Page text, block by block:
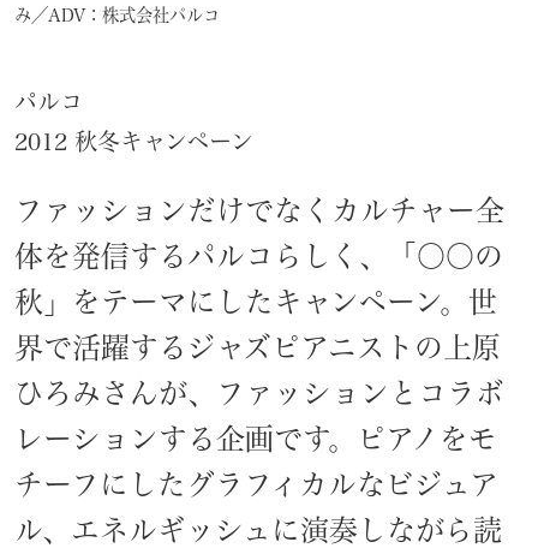
パルコ
2012 秋冬キャンペーン
ファッションだけでなくカルチャー全
体を発信するパルコらしく、「〇〇の
秋」をテーマにしたキャンペーン。世
界で活躍するジャズピアニストの上原
ひろみさんが、ファッションとコラボ
レーションする企画です。ピアノをモ
チーフにしたグラフィカルなビジュア
ル、エネルギッシュに演奏しながら読
み／ADV：株式会社パルコ